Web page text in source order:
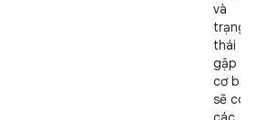
và
trạng
thái
gập về
cơ bản
sẽ có